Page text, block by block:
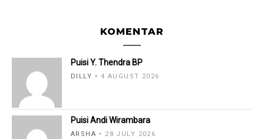
KOMENTAR
Puisi Y. Thendra BP
DILLY 4 AUGUST 2026
Puisi Andi Wirambara
ARSHA 28 JULY 2026